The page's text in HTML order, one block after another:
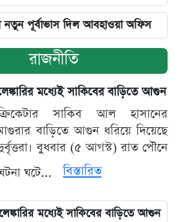
নতুন পূর্বাভাস দিল আবহাওয়া অফিস
রাজনীতি
মধ্যেই সাকিবের বাড়িতে আগুন
সাকিব আল হাসানের
বাড়িতে আগুন ধরিয়ে দিয়েছে
বুধবার (৫ আগস্ট) রাত পৌনে
ঘটে...
বিস্তারিত
মধ্যেই সাকিবের বাড়িতে আগুন